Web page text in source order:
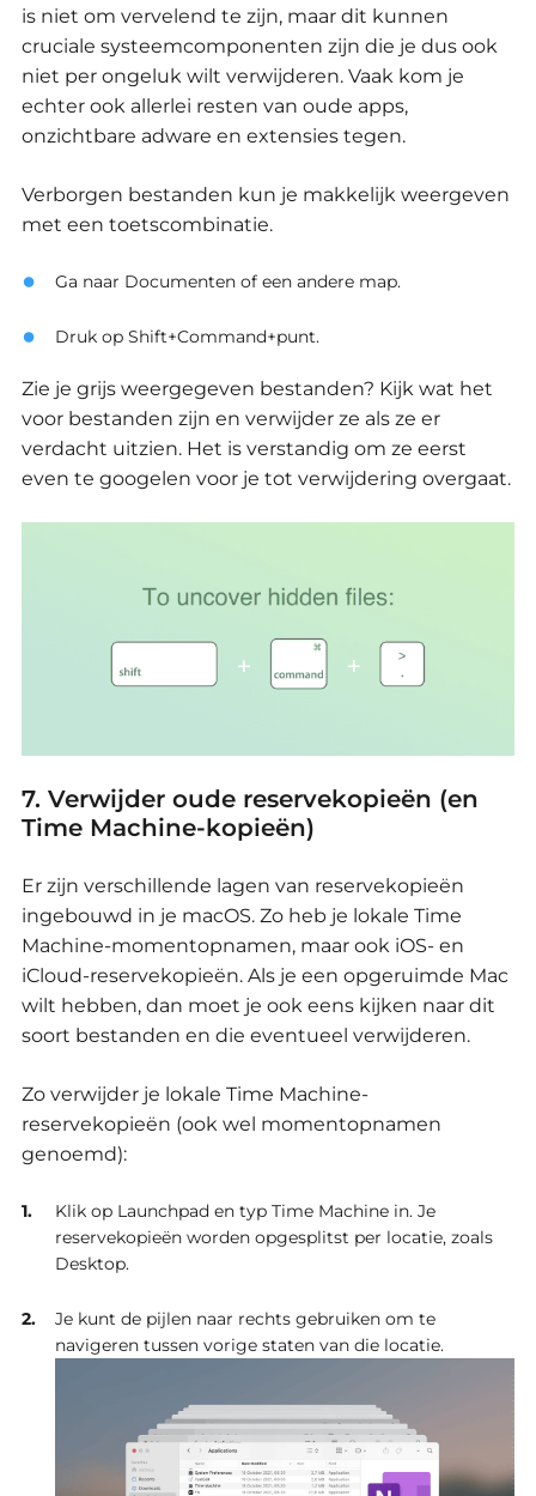
is niet om vervelend te zijn, maar dit kunnen
cruciale systeemcomponenten zijn die je dus ook
niet per ongeluk wilt verwijderen. Vaak kom je
echter ook allerlei resten van oude apps,
onzichtbare adware en extensies tegen.
Verborgen bestanden kun je makkelijk weergeven
met een toetscombinatie.
Ga naar Documenten of een andere map.
Druk op Shift+Command+punt.
Zie je grijs weergegeven bestanden? Kijk wat het
voor bestanden zijn en verwijder ze als ze er
verdacht uitzien. Het is verstandig om ze eerst
even te googelen voor je tot verwijdering overgaat.
7. Verwijder oude reservekopieën (en
Time Machine-kopieën)
Er zijn verschillende lagen van reservekopieën
ingebouwd in je macOS. Zo heb je lokale Time
Machine-momentopnamen, maar ook iOS- en
iCloud-reservekopieën. Als je een opgeruimde Mac
wilt hebben, dan moet je ook eens kijken naar dit
soort bestanden en die eventueel verwijderen.
Zo verwijder je lokale Time Machine-
reservekopieën (ook wel momentopnamen
genoemd):
Klik op Launchpad en typ Time Machine in. Je
reservekopieën worden opgesplitst per locatie, zoals
Desktop.
Je kunt de pijlen naar rechts gebruiken om te
navigeren tussen vorige staten van die locatie.